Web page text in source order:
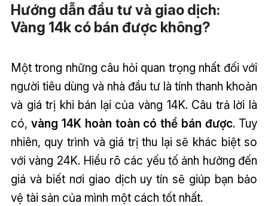
Hướng dẫn đầu tư và giao dịch:
Vàng 14k có bán được không?
Một trong những câu hỏi quan trọng nhất đối với
người tiêu dùng và nhà đầu tư là tính thanh khoản
và giá trị khi bán lại của vàng 14K. Câu trả lời là
có, vàng 14K hoàn toàn có thể bán được. Tuy
nhiên, quy trình và giá trị thu lại sẽ khác biệt so
với vàng 24K. Hiểu rõ các yếu tố ảnh hưởng đến
giá và biết nơi giao dịch uy tín sẽ giúp bạn bảo
vệ tài sản của mình một cách tốt nhất.